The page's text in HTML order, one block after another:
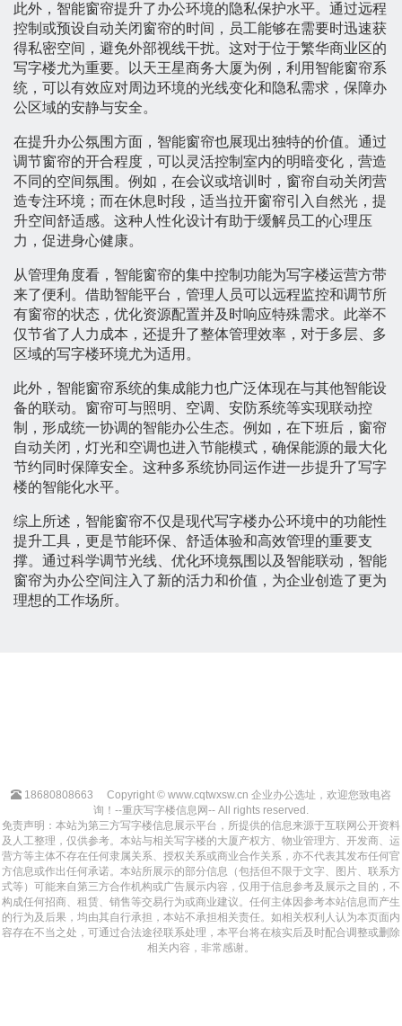
此外，智能窗帘提升了办公环境的隐私保护水平。通过远程
控制或预设自动关闭窗帘的时间，员工能够在需要时迅速获
得私密空间，避免外部视线干扰。这对于位于繁华商业区的
写字楼尤为重要。以天王星商务大厦为例，利用智能窗帘系
统，可以有效应对周边环境的光线变化和隐私需求，保障办
公区域的安静与安全。
在提升办公氛围方面，智能窗帘也展现出独特的价值。通过
调节窗帘的开合程度，可以灵活控制室内的明暗变化，营造
不同的空间氛围。例如，在会议或培训时，窗帘自动关闭营
造专注环境；而在休息时段，适当拉开窗帘引入自然光，提
升空间舒适感。这种人性化设计有助于缓解员工的心理压
力，促进身心健康。
从管理角度看，智能窗帘的集中控制功能为写字楼运营方带
来了便利。借助智能平台，管理人员可以远程监控和调节所
有窗帘的状态，优化资源配置并及时响应特殊需求。此举不
仅节省了人力成本，还提升了整体管理效率，对于多层、多
区域的写字楼环境尤为适用。
此外，智能窗帘系统的集成能力也广泛体现在与其他智能设
备的联动。窗帘可与照明、空调、安防系统等实现联动控
制，形成统一协调的智能办公生态。例如，在下班后，窗帘
自动关闭，灯光和空调也进入节能模式，确保能源的最大化
节约同时保障安全。这种多系统协同运作进一步提升了写字
楼的智能化水平。
综上所述，智能窗帘不仅是现代写字楼办公环境中的功能性
提升工具，更是节能环保、舒适体验和高效管理的重要支
撑。通过科学调节光线、优化环境氛围以及智能联动，智能
窗帘为办公空间注入了新的活力和价值，为企业创造了更为
理想的工作场所。
18680808663
Copyright © www.cqtwxsw.cn 企业办公选址，欢迎您致电咨
询！--重庆写字楼信息网-- All rights reserved.
免责声明：本站为第三方写字楼信息展示平台，所提供的信息来源于互联网公开资料
及人工整理，仅供参考。本站与相关写字楼的大厦产权方、物业管理方、开发商、运
营方等主体不存在任何隶属关系、授权关系或商业合作关系，亦不代表其发布任何官
方信息或作出任何承诺。本站所展示的部分信息（包括但不限于文字、图片、联系方
式等）可能来自第三方合作机构或广告展示内容，仅用于信息参考及展示之目的，不
构成任何招商、租赁、销售等交易行为或商业建议。任何主体因参考本站信息而产生
的行为及后果，均由其自行承担，本站不承担相关责任。如相关权利人认为本页面内
容存在不当之处，可通过合法途径联系处理，本平台将在核实后及时配合调整或删除
相关内容，非常感谢。